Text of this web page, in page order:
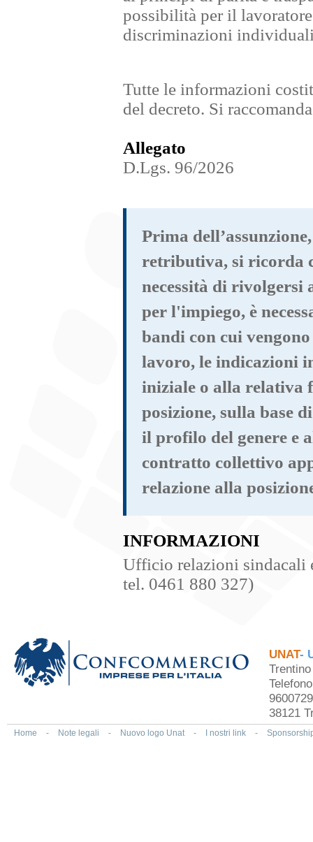
possibilità per il
discriminazioni
Tutte le informazioni
del decreto. Si
Allegato
D.Lgs. 96/2026
Prima
retributiva, si ricorda
necessità di rivolgersi
per l'impiego, è
bandi con cui
lavoro, le indicazioni
iniziale o alla relativa
posizione, sulla base
il profilo del genere e
contratto collettivo
relazione alla
INFORMAZIONI
Ufficio relazioni sindacali
tel. 0461 880 327)
UNAT-
38121
Home - Note legali - Nuovo logo Unat - I nostri link -